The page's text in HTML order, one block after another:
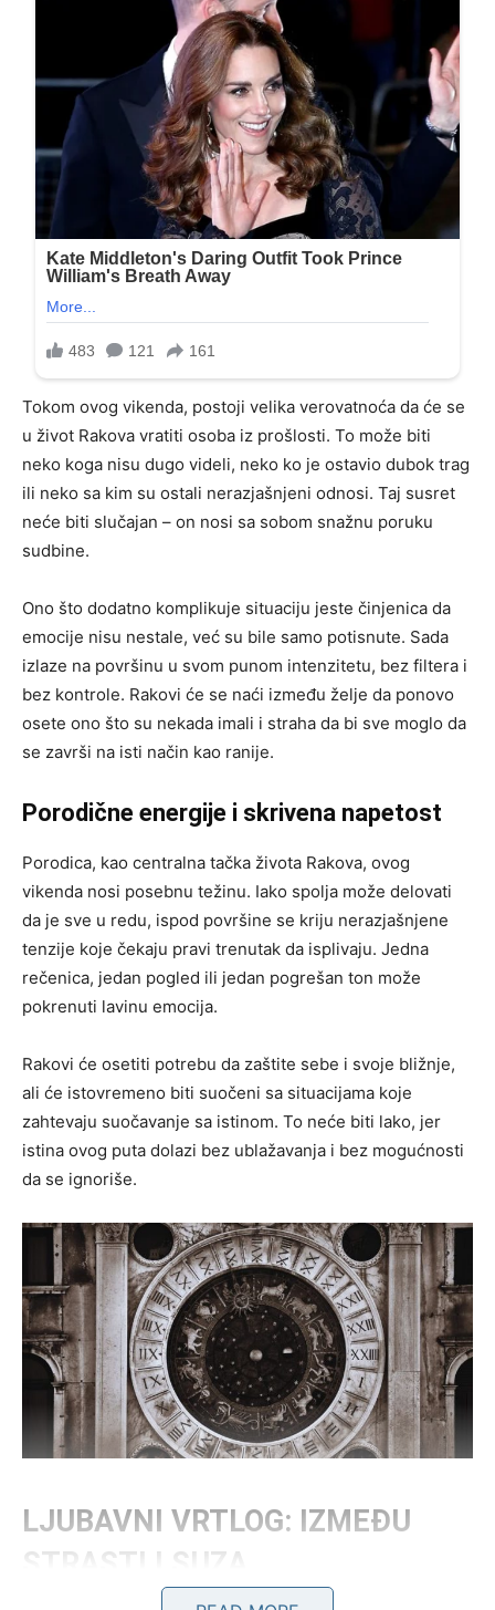
Tokom ovog vikenda, postoji velika verovatnoća da će se
u život Rakova vratiti osoba iz prošlosti. To može biti
neko koga nisu dugo videli, neko ko je ostavio dubok trag
ili neko sa kim su ostali nerazjašnjeni odnosi. Taj susret
neće biti slučajan – on nosi sa sobom snažnu poruku
sudbine.
Ono što dodatno komplikuje situaciju jeste činjenica da
emocije nisu nestale, već su bile samo potisnute. Sada
izlaze na površinu u svom punom intenzitetu, bez filtera i
bez kontrole. Rakovi će se naći između želje da ponovo
osete ono što su nekada imali i straha da bi sve moglo da
se završi na isti način kao ranije.
Porodične energije i skrivena napetost
Porodica, kao centralna tačka života Rakova, ovog
vikenda nosi posebnu težinu. Iako spolja može delovati
da je sve u redu, ispod površine se kriju nerazjašnjene
tenzije koje čekaju pravi trenutak da isplivaju. Jedna
rečenica, jedan pogled ili jedan pogrešan ton može
pokrenuti lavinu emocija.
Rakovi će osetiti potrebu da zaštite sebe i svoje bližnje,
ali će istovremeno biti suočeni sa situacijama koje
zahtevaju suočavanje sa istinom. To neće biti lako, jer
istina ovog puta dolazi bez ublažavanja i bez mogućnosti
da se ignoriše.
LJUBAVNI VRTLOG: IZMEĐU
STRASTI I SUZA